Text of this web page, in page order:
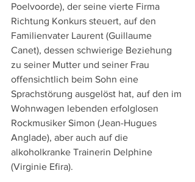
Poelvoorde), der seine vierte Firma
Richtung Konkurs steuert, auf den
Familienvater Laurent (Guillaume
Canet), dessen schwierige Beziehung
zu seiner Mutter und seiner Frau
offensichtlich beim Sohn eine
Sprachstörung ausgelöst hat, auf den im
Wohnwagen lebenden erfolglosen
Rockmusiker Simon (Jean-Hugues
Anglade), aber auch auf die
alkoholkranke Trainerin Delphine
(Virginie Efira).